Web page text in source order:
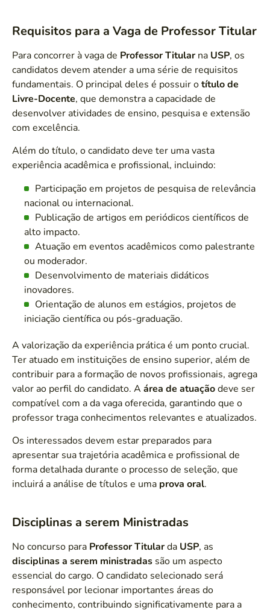
Requisitos para a Vaga de Professor Titular
Para concorrer à vaga de Professor Titularna USP, os
candidatos devem atender a uma série de requisitos
fundamentais. O principal deles é possuir otítulo de
Livre-Docente, que demonstra a capacidade de
desenvolver atividades de ensino, pesquisa e extensão
com excelência.
Além do título, o candidato deve ter uma vasta
experiência acadêmica e profissional, incluindo:
Participação em projetos de pesquisa de relevância
nacional ou internacional.
Publicação de artigos em periódicos científicos de
alto impacto.
Atuação em eventos acadêmicos como palestrante
ou moderador.
Desenvolvimento de materiais didáticos
inovadores.
Orientação de alunos em estágios, projetos de
iniciação científica ou pós-graduação.
A valorização da experiência prática é um ponto crucial.
Ter atuado em instituições de ensino superior, além de
contribuir para a formação de novos profissionais, agrega
valor ao perfil do candidato. A área de atuaçãodeve ser
compatível com a da vaga oferecida, garantindo que o
professor traga conhecimentos relevantes e atualizados.
Os interessados devem estar preparados para
apresentar sua trajetória acadêmica e profissional de
forma detalhada durante o processo de seleção, que
incluirá a análise de títulos e uma prova oral.
Disciplinas a serem Ministradas
No concurso para Professor Titularda USP, as
disciplinas a serem ministradas são um aspecto
essencial do cargo. O candidato selecionado será
responsável por lecionar importantes áreas do
conhecimento, contribuindo significativamente para a